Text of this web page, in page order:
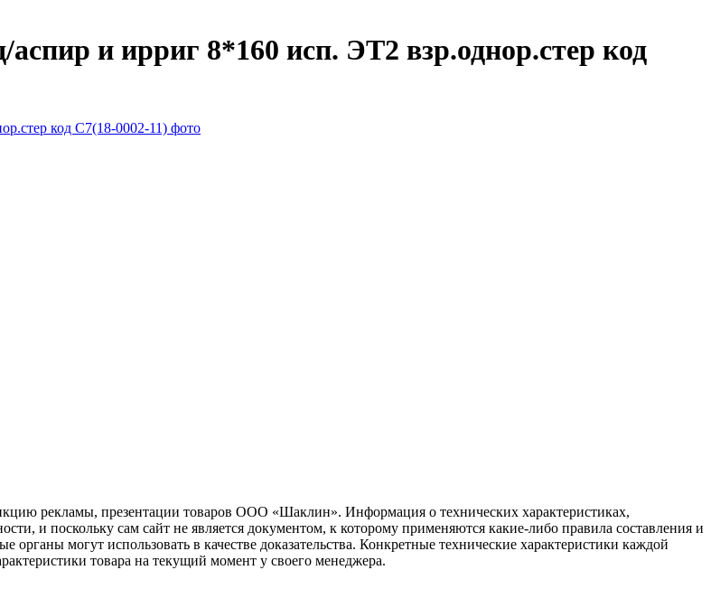
и ирриг 8*160 исп. ЭТ2 взр.однор.стер код
рекламы, презентации товаров ООО «Шаклин». Информация о технических характеристиках,
и поскольку сам сайт не является документом, к которому применяются какие-либо правила составления и
могут использовать в качестве доказательства. Конкретные технические характеристики каждой
товара на текущий момент у своего менеджера.